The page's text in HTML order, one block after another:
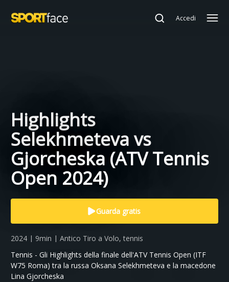
Accedi
Highlights
Selekhmeteva vs
Gjorcheska (ATV Tennis
Open 2024)
Guarda gratis
2024 | 9min | Antico Tiro a Volo, tennis
Tennis - Gli Highlights della finale dell'ATV Tennis Open (ITF
W75 Roma) tra la russa Oksana Selekhmeteva e la macedone
Lina Gjorcheska